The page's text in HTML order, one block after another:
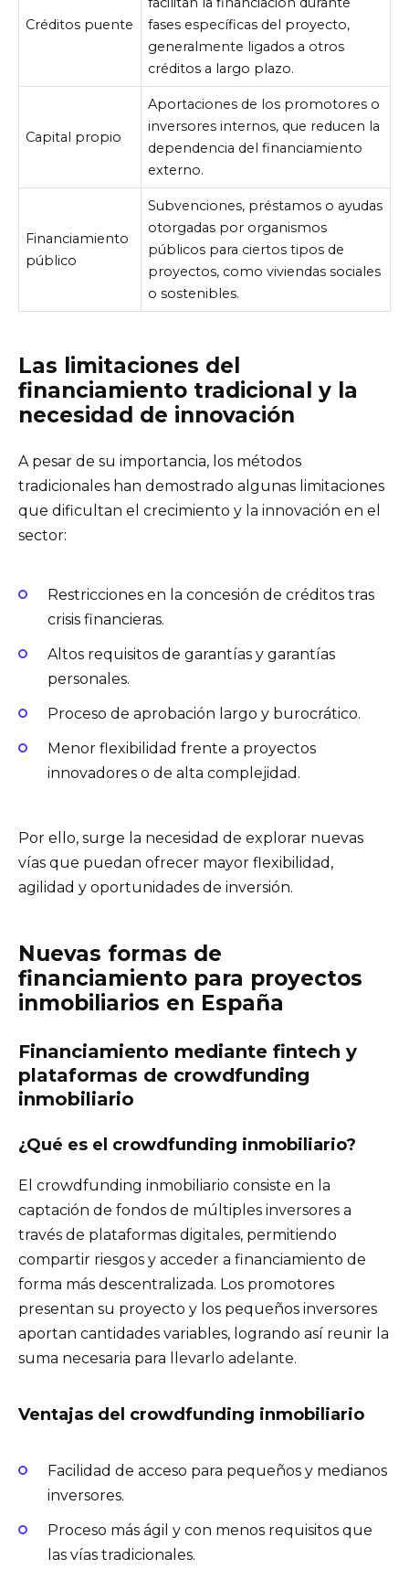
Créditos puente
fases específicas del proyecto,
generalmente ligados a otros
créditos a largo plazo.
Capital propio
Aportaciones de los promotores o
inversores internos, que reducen la
dependencia del financiamiento
externo.
Financiamiento
público
Subvenciones, préstamos o ayudas
otorgadas por organismos
públicos para ciertos tipos de
proyectos, como viviendas sociales
o sostenibles.
Las limitaciones del
financiamiento tradicional y la
necesidad de innovación
A pesar de su importancia, los métodos
tradicionales han demostrado algunas limitaciones
que dificultan el crecimiento y la innovación en el
sector:
Restricciones en la concesión de créditos tras
crisis financieras.
Altos requisitos de garantías y garantías
personales.
Proceso de aprobación largo y burocrático.
Menor flexibilidad frente a proyectos
innovadores o de alta complejidad.
Por ello, surge la necesidad de explorar nuevas
vías que puedan ofrecer mayor flexibilidad,
agilidad y oportunidades de inversión.
Nuevas formas de
financiamiento para proyectos
inmobiliarios en España
Financiamiento mediante fintech y
plataformas de crowdfunding
inmobiliario
¿Qué es el crowdfunding inmobiliario?
El crowdfunding inmobiliario consiste en la
captación de fondos de múltiples inversores a
través de plataformas digitales, permitiendo
compartir riesgos y acceder a financiamiento de
forma más descentralizada. Los promotores
presentan su proyecto y los pequeños inversores
aportan cantidades variables, logrando así reunir la
suma necesaria para llevarlo adelante.
Ventajas del crowdfunding inmobiliario
Facilidad de acceso para pequeños y medianos
inversores.
Proceso más ágil y con menos requisitos que
las vías tradicionales.